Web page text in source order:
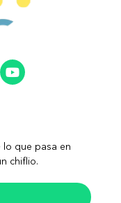
lo que pasa en
chiflio.